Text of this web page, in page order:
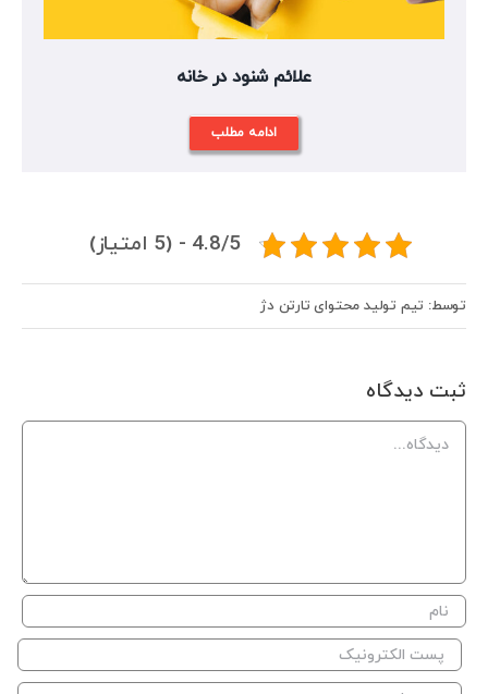
علائم شنود در خانه
ادامه مطلب
4.8/5 - (5 امتیاز)
توسط: تیم تولید محتوای تارتن دژ
ثبت ديدگاه
Comment